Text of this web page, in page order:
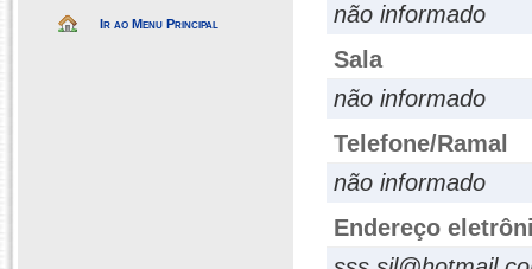
Ir ao Menu Principal
não informado
Sala
não informado
Telefone/Ramal
não informado
Endereço